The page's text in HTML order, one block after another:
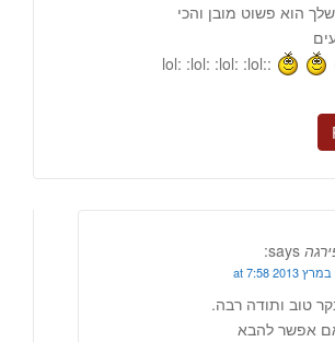
הוא פשוט מובן והכי
:lol: :lol: :lol: :lol:
says:
טוב ותודה רבה.
אפשר להבא